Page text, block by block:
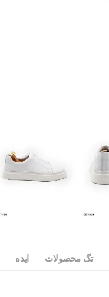
تگ محصولات ایده